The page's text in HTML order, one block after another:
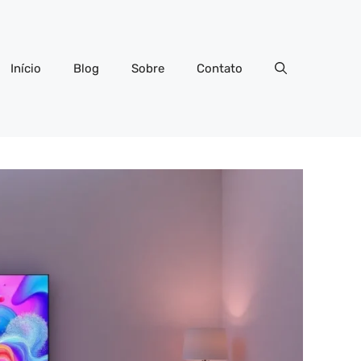
Início Blog Sobre Contato